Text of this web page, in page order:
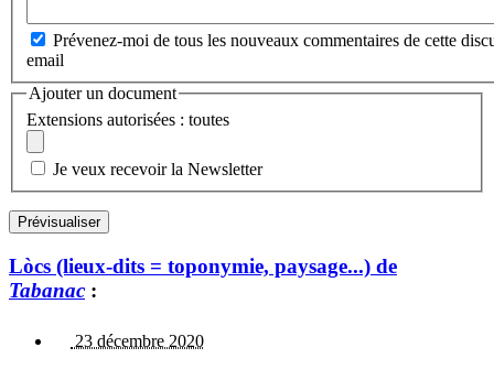
Prévenez-moi de tous les nouveaux commentaires de cette
email
Ajouter un document
Extensions autorisées : toutes
Je veux recevoir la Newsletter
Lòcs (lieux-dits = toponymie, paysage...) de
Tabanac :
23 décembre 2020